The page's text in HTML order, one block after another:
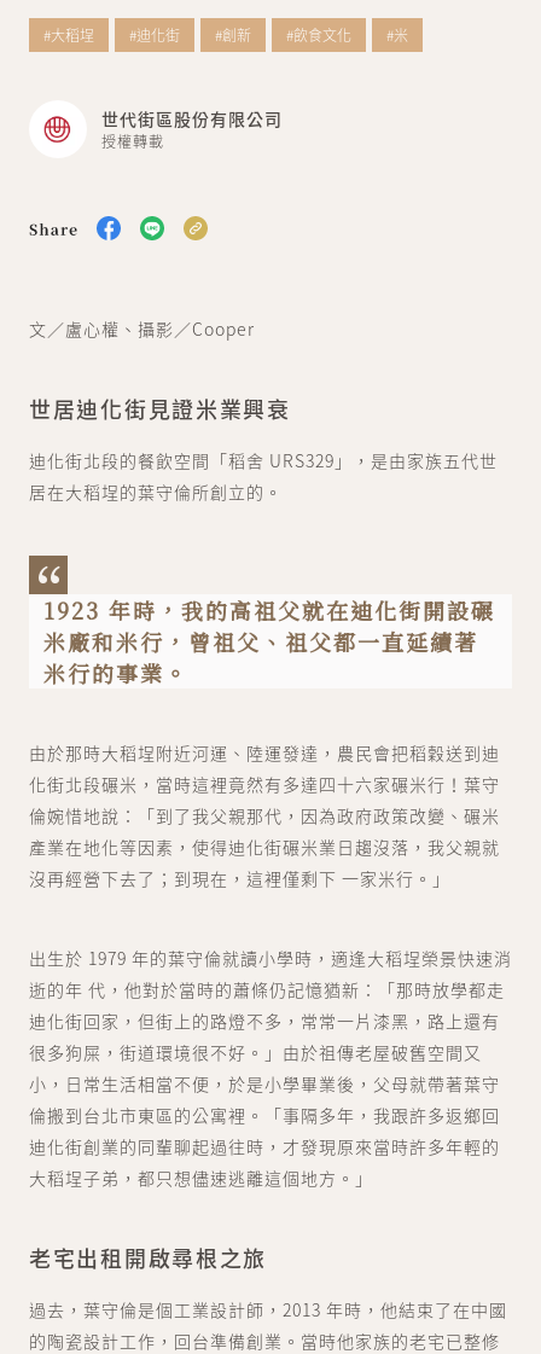
#大稻埕 #迪化街 #創新 #飲食文化 #米
世代街區股份有限公司
授權轉載
文／盧心權、攝影／Cooper
世居迪化街見證米業興衰
迪化街北段的餐飲空間「稻舍 URS329」，是由家族五代世
居在大稻埕的葉守倫所創立的。
1923 年時，我的高祖父就在迪化街開設碾
米廠和米行，曾祖父、祖父都一直延續著
米行的事業。
由於那時大稻埕附近河運、陸運發達，農民會把稻穀送到迪
化街北段碾米，當時這裡竟然有多達四十六家碾米行！葉守
倫婉惜地說：「到了我父親那代，因為政府政策改變、碾米
產業在地化等因素，使得迪化街碾米業日趨沒落，我父親就
沒再經營下去了；到現在，這裡僅剩下 一家米行。」
出生於 1979 年的葉守倫就讀小學時，適逢大稻埕榮景快速消
逝的年 代，他對於當時的蕭條仍記憶猶新：「那時放學都走
迪化街回家，但街上的路燈不多，常常一片漆黑，路上還有
很多狗屎，街道環境很不好。」由於祖傳老屋破舊空間又
小，日常生活相當不便，於是小學畢業後，父母就帶著葉守
倫搬到台北市東區的公寓裡。「事隔多年，我跟許多返鄉回
迪化街創業的同輩聊起過往時，才發現原來當時許多年輕的
大稻埕子弟，都只想儘速逃離這個地方。」
老宅出租開啟尋根之旅
過去，葉守倫是個工業設計師，2013 年時，他結束了在中國
的陶瓷設計工作，回台準備創業。當時他家族的老宅已整修